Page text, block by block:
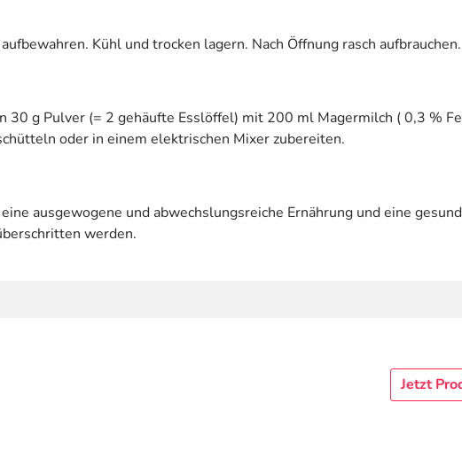
Kühl und trocken lagern. Nach Öffnung rasch aufbrauchen.
g Pulver (= 2 gehäufte Esslöffel) mit 200 ml Magermilch ( 0,3 %
oder in einem elektrischen Mixer zubereiten.
ausgewogene und abwechslungsreiche Ernährung und eine
werden.
Jetzt